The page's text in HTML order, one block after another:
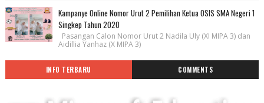
Kampanye Online Nomor Urut 2 Pemilihan Ketua OSIS SMA Negeri 1
Singkep Tahun 2020
Pasangan Calon Nomor Urut 2 Nadila Uly (XI MIPA 3) dan
Aidillia Yanhaz (X MIPA 3)
INFO TERBARU COMMENTS